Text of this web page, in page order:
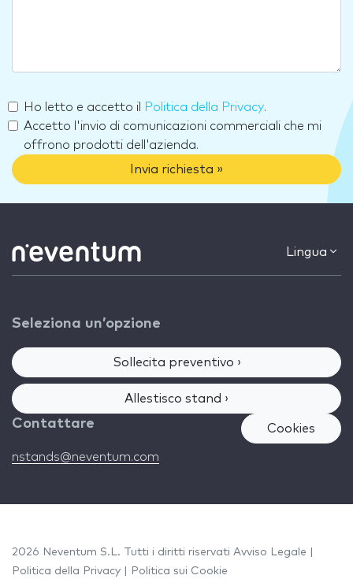
Ho letto e accetto il Politica della Privacy.
Accetto l'invio di comunicazioni commerciali che mi
offrono prodotti dell'azienda.
Invia richiesta »
Lingua
Seleziona un’opzione
Sollecita preventivo ›
Allestisco stand ›
Contattare
nstands@neventum.com
Cookies
2026 Neventum S.L. Tutti i diritti riservati Avviso Legale
Politica della Privacy
Politica sui Cookie